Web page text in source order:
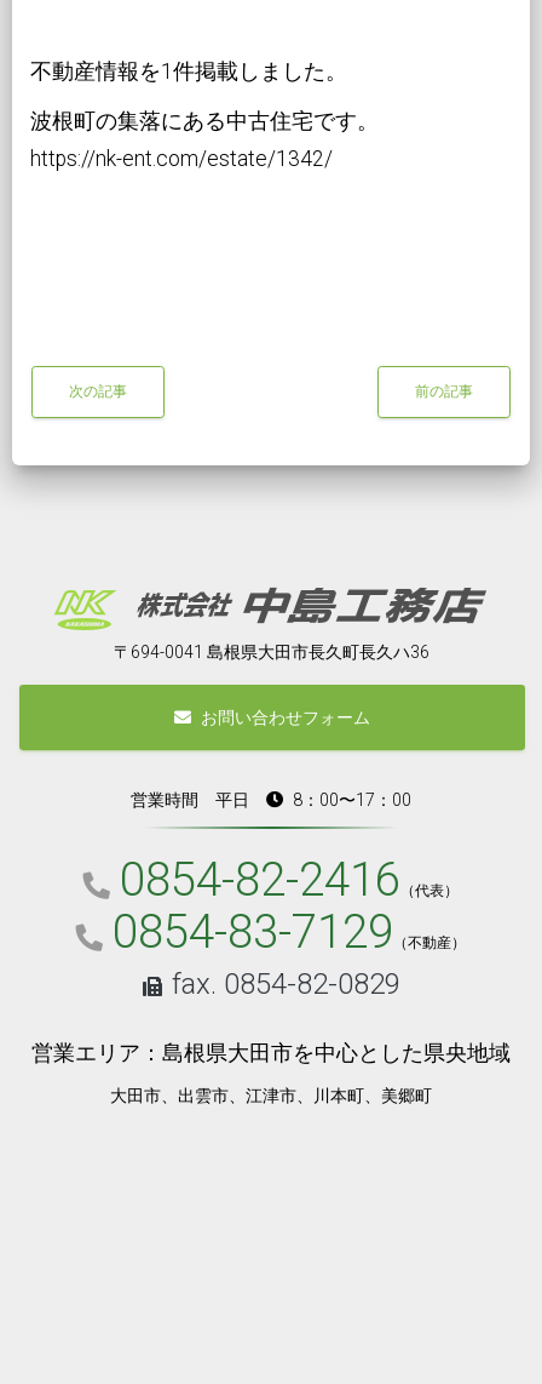
不動産情報を1件掲載しました。
波根町の集落にある中古住宅です。
https://nk-ent.com/estate/1342/
次の記事 前の記事
〒694-0041 島根県大田市長久町長久ハ36
お問い合わせフォーム
営業時間 平日 8：00〜17：00
0854-82-2416 （代表）
0854-83-7129 （不動産）
fax. 0854-82-0829
営業エリア：島根県大田市を中心とした県央地域
大田市、出雲市、江津市、川本町、美郷町